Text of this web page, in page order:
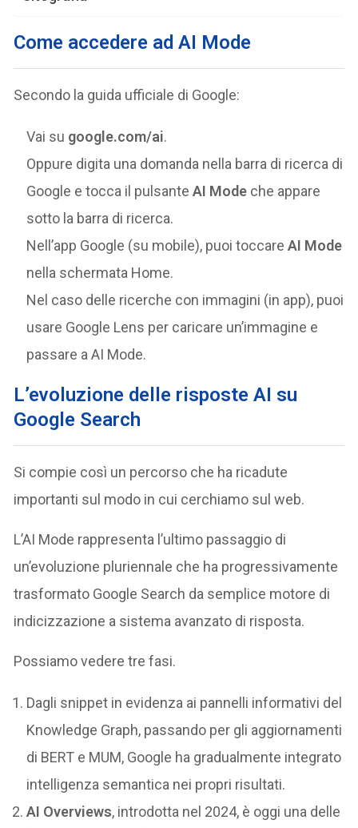
Come accedere ad AI Mode
Secondo la guida ufficiale di Google:
Vai su google.com/ai.
Oppure digita una domanda nella barra di ricerca di
Google e tocca il pulsanteAI Mode che appare
sotto la barra di ricerca.
Nell’app Google (su mobile), puoi toccareAI Mode
nella schermata Home.
Nel caso delle ricerche con immagini (in app), puoi
usare Google Lens per caricare un’immagine e
passare a AI Mode.
L’evoluzione delle risposte AI su
Google Search
Si compie così un percorso che ha ricadute
importanti sul modo in cui cerchiamo sul web.
L’AI Mode rappresenta l’ultimo passaggio di
un’evoluzione pluriennale che ha progressivamente
trasformato Google Search da semplice motore di
indicizzazione a sistema avanzato di risposta.
Possiamo vedere tre fasi.
Dagli snippet in evidenza ai pannelli informativi del
Knowledge Graph, passando per gli aggiornamenti
di BERT e MUM, Google ha gradualmente integrato
intelligenza semantica nei propri risultati.
AI Overviews, introdotta nel 2024, è oggi una delle